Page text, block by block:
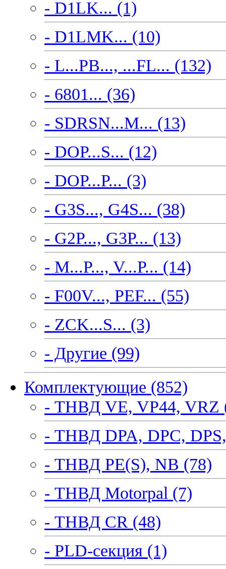
- D1LK... (1)
- D1LMK... (10)
- L...PB..., ...FL... (132)
- 6801... (36)
- SDRSN...M... (13)
- DOP...S... (12)
- DOP...P... (3)
- G3S..., G4S... (38)
- G2P..., G3P... (13)
- M...P..., V...P... (14)
- F00V..., PEF... (55)
- ZCK...S... (3)
- Другие (99)
Комплектующие (852)
- ТНВД VE, VP44, VRZ
- ТНВД DPA, DPC,
- ТНВД PE(S), NB (78)
- ТНВД Motorpal (7)
- ТНВД CR (48)
- PLD-секция (1)